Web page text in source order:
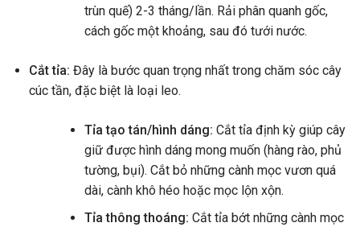
trùn quế) 2-3 tháng/lần. Rải phân quanh gốc,
cách gốc một khoảng, sau đó tưới nước.
Cắt tỉa: Đây là bước quan trọng nhất trong chăm sóc cây
cúc tần, đặc biệt là loại leo.
Tỉa tạo tán/hình dáng: Cắt tỉa định kỳ giúp cây
giữ được hình dáng mong muốn (hàng rào, phủ
tường, bụi). Cắt bỏ những cành mọc vươn quá
dài, cành khô héo hoặc mọc lộn xộn.
Tỉa thông thoáng: Cắt tỉa bớt những cành mọc